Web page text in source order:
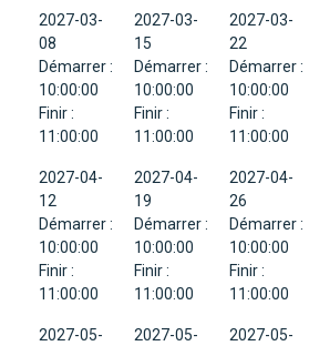
2027-03-
08
Démarrer :
10:00:00
Finir :
11:00:00
2027-03-
15
Démarrer :
10:00:00
Finir :
11:00:00
2027-03-
22
Démarrer :
10:00:00
Finir :
11:00:00
2027-04-
12
Démarrer :
10:00:00
Finir :
11:00:00
2027-04-
19
Démarrer :
10:00:00
Finir :
11:00:00
2027-04-
26
Démarrer :
10:00:00
Finir :
11:00:00
2027-05-
2027-05-
2027-05-